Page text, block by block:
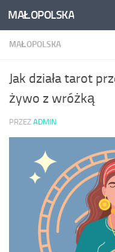
Skip to content
MAŁOPOLSKA
MAŁOPOLSKA
Jak działa tarot
żywo z wróżką
PRZEZ ADMIN